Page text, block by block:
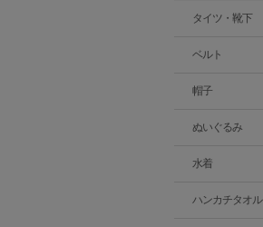
タイツ・靴下
ベルト
帽子
ぬいぐるみ
水着
ハンカチタオル